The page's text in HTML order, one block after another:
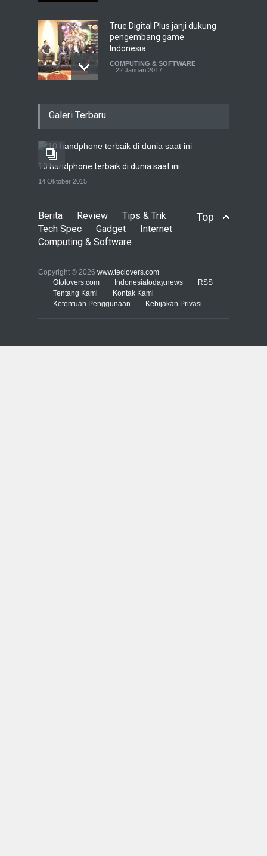
True Digital Plus janji dukung
pengembang game
Indonesia
COMPUTING & SOFTWARE
22 Januari 2017
COMPUTING & SOFTWARE
22 Januari 2017
TECH SPEC 8 Januari 2017
serangan siber 2017 kian
gencar
COMPUTING & SOFTWARE
7 Januari 2017
Galeri Terbaru
10 handphone terbaik di dunia saat ini
14 Oktober 2015
Top
Berita Review
Tips & Trik
Tech Spec
Gadget
Internet
Computing & Software
Copyright © 2026 www.teclovers.com
Otolovers.com
Indonesiatoday.news
RSS
Tentang Kami
Kontak Kami
Ketentuan Penggunaan
Kebijakan Privasi